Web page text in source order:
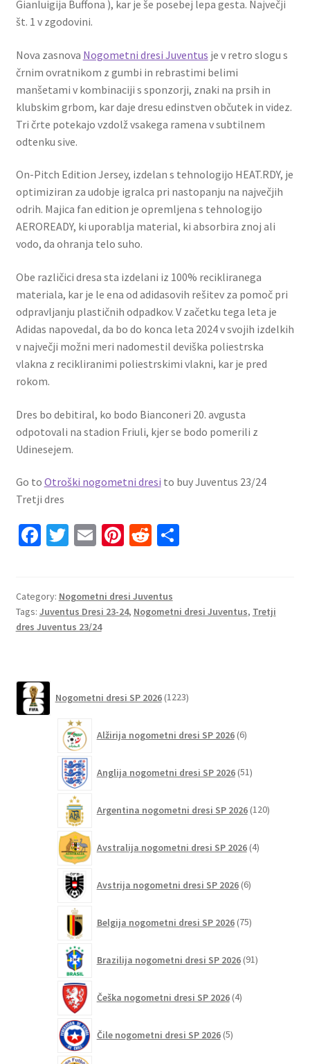
Gianluigija Buffona ), kar je še posebej lepa gesta. Največji
št. 1 v zgodovini.
Nova zasnova Nogometni dresi Juventus je v retro slogu s
črnim ovratnikom z gumbi in rebrastimi belimi
manšetami v kombinaciji s sponzorji, znaki na prsih in
klubskim grbom, kar daje dresu edinstven občutek in videz.
Tri črte potekajo vzdolž vsakega ramena v subtilnem
odtenku sive.
On-Pitch Edition Jersey, izdelan s tehnologijo HEAT.RDY, je
optimiziran za udobje igralca pri nastopanju na največjih
odrih. Majica fan edition je opremljena s tehnologijo
AEROREADY, ki uporablja material, ki absorbira znoj ali
vodo, da ohranja telo suho.
Obe različici dresa sta izdelani iz 100% recikliranega
materiala, kar je le ena od adidasovih rešitev za pomoč pri
odpravljanju plastičnih odpadkov. V začetku tega leta je
Adidas napovedal, da bo do konca leta 2024 v svojih izdelkih
v največji možni meri nadomestil deviška poliestrska
vlakna z recikliranimi poliestrskimi vlakni, kar je pred
rokom.
Dres bo debitiral, ko bodo Bianconeri 20. avgusta
odpotovali na stadion Friuli, kjer se bodo pomerili z
Udinesejem.
Go to Otroški nogometni dresi to buy Juventus 23/24
Tretji dres
Fa
o
o
T
er
E
l
Pi
es
t
R
di
t
S
e
Category: Nogometni dresi Juventus
Tags: Juventus Dresi 23-24, Nogometni dresi Juventus, Tretji
dres Juventus 23/24
Nogometni dresi SP 2026 1223izdelkov
Alžirija nogometni dresi SP 2026 6izdelkov
Anglija nogometni dresi SP 2026 51izdelkov
Argentina nogometni dresi SP 2026 120izdelkov
Avstralija nogometni dresi SP 2026 4izdelki
Avstrija nogometni dresi SP 2026 6izdelkov
Belgija nogometni dresi SP 2026 75izdelkov
Brazilija nogometni dresi SP 2026 91izdelkov
Češka nogometni dresi SP 2026 4izdelki
Čile nogometni dresi SP 2026 5izdelkov